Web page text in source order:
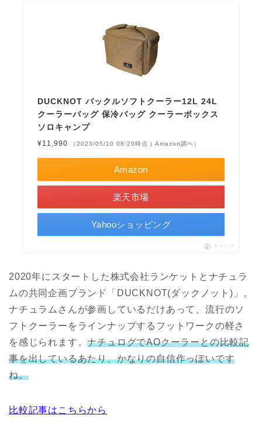
DUCKNOT バックルソフトクーラー12L 24L
クーラーバッグ 保冷バッグ クーラーボックス
ソロキャンプ
¥11,990 （2023/05/10 08:20時点 | Amazon調べ）
Amazon
楽天市場
Yahooショッピング
ポチップ
2020年にスタートした株式会社ランケットとナチュラ
ムの共同企画ブランド「DUCKNOT(ダックノット)」。
ナチュラムさんが参画しているだけあって、流行のソ
フトクーラーをラインナップするフットワークの軽さ
を感じられます。ナチュログでAOクーラーとの比較記
事を出しているあたり、かなりの自信作っぽいです
ね。
比較記事はこちらから